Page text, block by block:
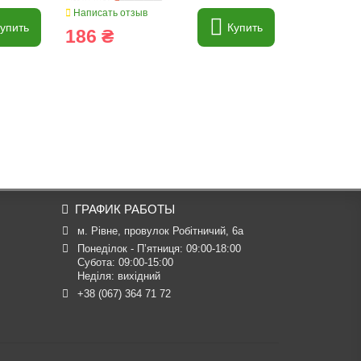
Написать отзыв
186 ₴ Купить
ГРАФИК РАБОТЫ
м. Рівне, провулок Робітничий, 6а
Понеділок - П’ятниця: 09:00-18:00
Субота: 09:00-15:00
Неділя: вихідний
+38 (067) 364 71 72